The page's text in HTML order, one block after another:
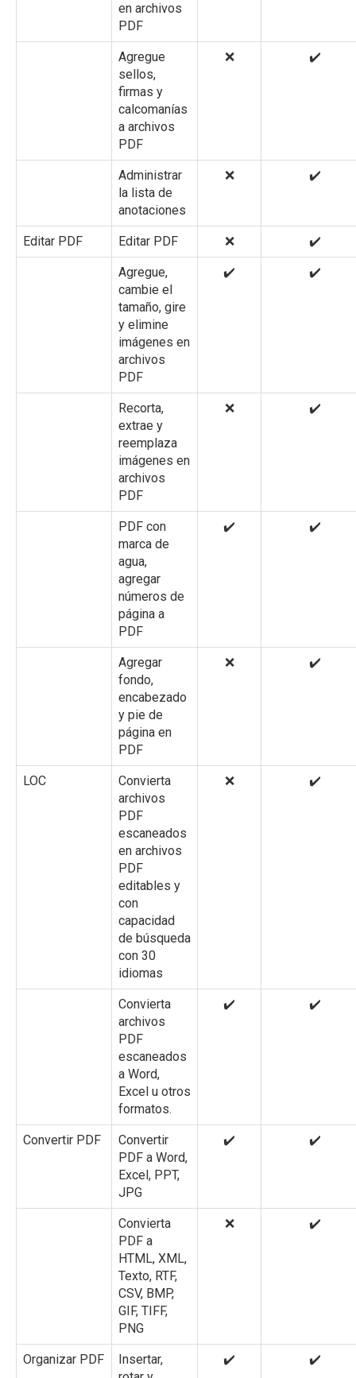
en archivos
PDF
Agregue
sellos,
firmas y
calcomanías
a archivos
PDF
❌ ✔️
Administrar
la lista de
anotaciones
❌ ✔️
Editar PDF Editar PDF ❌ ✔️
Agregue,
cambie el
tamaño, gire
y elimine
imágenes en
archivos
PDF
✔️ ✔️
Recorta,
extrae y
reemplaza
imágenes en
archivos
PDF
❌ ✔️
PDF con
marca de
agua,
agregar
números de
página a
PDF
✔️ ✔️
Agregar
fondo,
encabezado
y pie de
página en
PDF
❌ ✔️
LOC
Convierta
archivos
PDF
escaneados
en archivos
PDF
editables y
con
capacidad
de búsqueda
con 30
idiomas
❌ ✔️
Convierta
archivos
PDF
escaneados
a Word,
Excel u otros
formatos.
✔️ ✔️
Convertir PDF
Convertir
PDF a Word,
Excel, PPT,
JPG
✔️ ✔️
Convierta
PDF a
HTML, XML,
Texto, RTF,
CSV, BMP,
GIF, TIFF,
PNG
❌ ✔️
Organizar PDF
Insertar,
✔️ ✔️